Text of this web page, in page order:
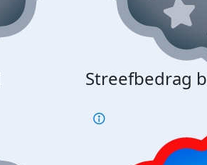
Streefbedrag